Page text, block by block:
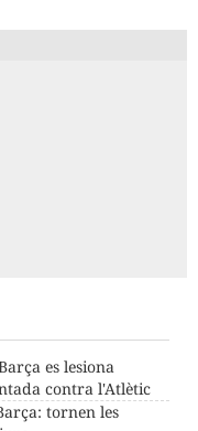
es lesiona
contra l'Atlètic
tornen les